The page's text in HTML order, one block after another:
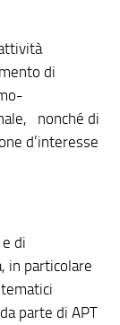
di
nonché di
d’interesse
di
in particolare
parte di APT